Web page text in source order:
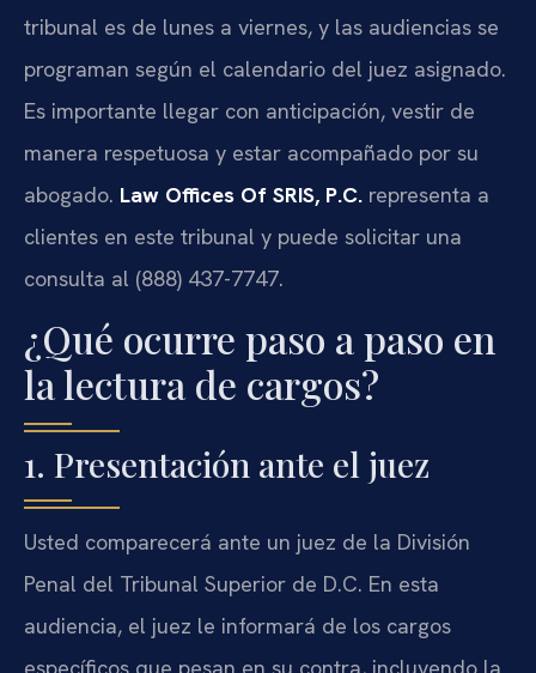
tribunal es de lunes a viernes, y las audiencias se
programan según el calendario del juez asignado.
Es importante llegar con anticipación, vestir de
manera respetuosa y estar acompañado por su
abogado. Law Offices Of SRIS, P.C. representa a
clientes en este tribunal y puede solicitar una
consulta al (888) 437-7747.
¿Qué ocurre paso a paso en
la lectura de cargos?
1. Presentación ante el juez
Usted comparecerá ante un juez de la División
Penal del Tribunal Superior de D.C. En esta
audiencia, el juez le informará de los cargos